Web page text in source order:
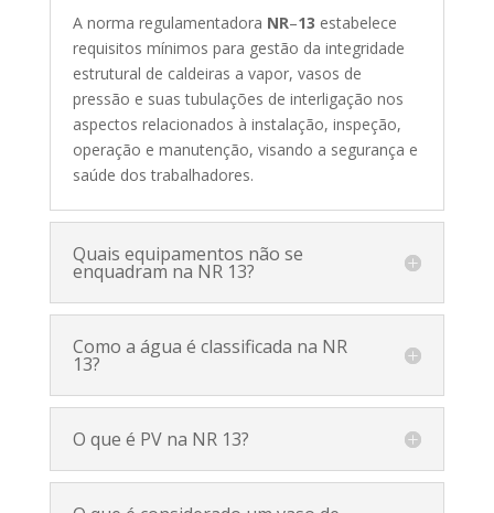
A norma regulamentadora NR–13 estabelece
requisitos mínimos para gestão da integridade
estrutural de caldeiras a vapor, vasos de
pressão e suas tubulações de interligação nos
aspectos relacionados à instalação, inspeção,
operação e manutenção, visando a segurança e
saúde dos trabalhadores.
Quais equipamentos não se
enquadram na NR 13?
Como a água é classificada na NR
13?
O que é PV na NR 13?